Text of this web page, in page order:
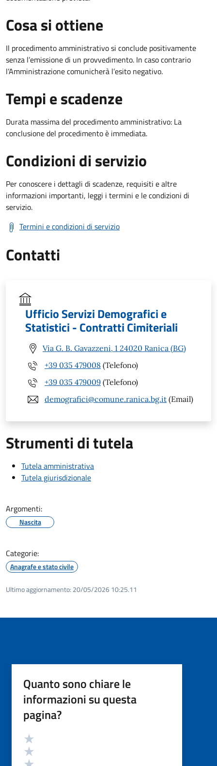
Cosa si ottiene
Il procedimento amministrativo si conclude positivamente
senza l’emissione di un provvedimento. In caso contrario
l’Amministrazione comunicherà l’esito negativo.
Tempi e scadenze
Durata massima del procedimento amministrativo: La
conclusione del procedimento è immediata.
Condizioni di servizio
Per conoscere i dettagli di scadenze, requisiti e altre
informazioni importanti, leggi i termini e le condizioni di
servizio.
Termini e condizioni di servizio
Contatti
Ufficio Servizi Demografici e
Statistici - Contratti Cimiteriali
Via G. B. Gavazzeni, 1 24020 Ranica (BG)
+39 035 479008 (Telefono)
+39 035 479009 (Telefono)
demografici@comune.ranica.bg.it (Email)
Strumenti di tutela
Tutela amministrativa
Tutela giurisdizionale
Argomenti:
Nascita
Categorie:
Anagrafe e stato civile
Ultimo aggiornamento: 20/05/2026 10:25.11
Quanto sono chiare le
informazioni su questa
pagina?
Valutazione